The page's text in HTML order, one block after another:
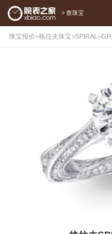
> 查珠宝
珠宝报价>格拉夫珠宝>SPIRAL >